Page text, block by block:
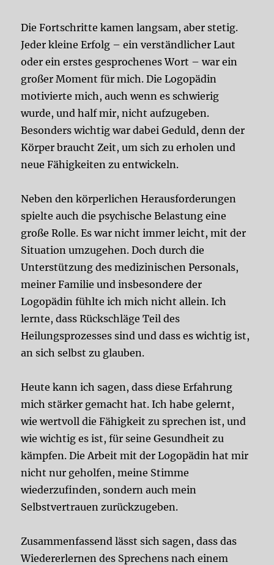
Die Fortschritte kamen langsam, aber stetig.
Jeder kleine Erfolg – ein verständlicher Laut
oder ein erstes gesprochenes Wort – war ein
großer Moment für mich. Die Logopädin
motivierte mich, auch wenn es schwierig
wurde, und half mir, nicht aufzugeben.
Besonders wichtig war dabei Geduld, denn der
Körper braucht Zeit, um sich zu erholen und
neue Fähigkeiten zu entwickeln.
Neben den körperlichen Herausforderungen
spielte auch die psychische Belastung eine
große Rolle. Es war nicht immer leicht, mit der
Situation umzugehen. Doch durch die
Unterstützung des medizinischen Personals,
meiner Familie und insbesondere der
Logopädin fühlte ich mich nicht allein. Ich
lernte, dass Rückschläge Teil des
Heilungsprozesses sind und dass es wichtig ist,
an sich selbst zu glauben.
Heute kann ich sagen, dass diese Erfahrung
mich stärker gemacht hat. Ich habe gelernt,
wie wertvoll die Fähigkeit zu sprechen ist, und
wie wichtig es ist, für seine Gesundheit zu
kämpfen. Die Arbeit mit der Logopädin hat mir
nicht nur geholfen, meine Stimme
wiederzufinden, sondern auch mein
Selbstvertrauen zurückzugeben.
Zusammenfassend lässt sich sagen, dass das
Wiedererlernen des Sprechens nach einem